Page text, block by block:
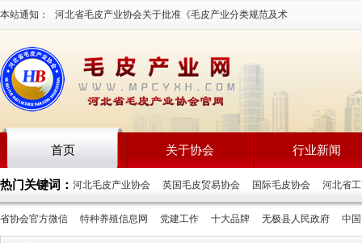
本站通知： 河北省毛皮产业协会关于批准《毛皮产业分类规范及术
语》等三项团体标准立项通知2026-7-16
首页 关于协会 行业新闻
热门关键词： 河北毛皮产业协会 英国毛皮贸易协会 国际毛皮协会 河北省
省协会官方微信 特种养殖信息网 党建工作 十大品牌 无极县人民政府 中